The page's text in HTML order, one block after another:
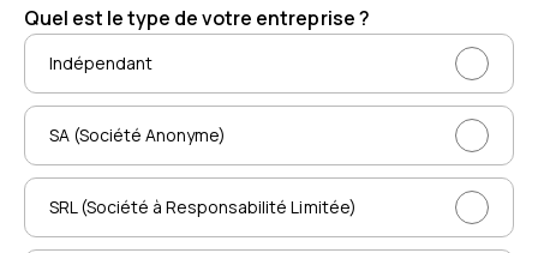
Quel est le type de votre entreprise ?
Indépendant
SA (Société Anonyme)
SRL (Société à Responsabilité Limitée)